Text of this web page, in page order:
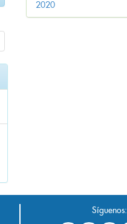
2020
Síguenos: